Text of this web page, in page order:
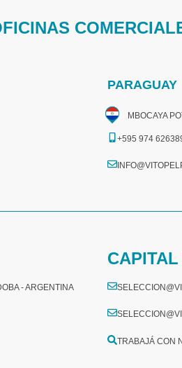
PARAGUAY
MBOCAYA
+595 974
- ARGENTINA
TRABAJÁ CON